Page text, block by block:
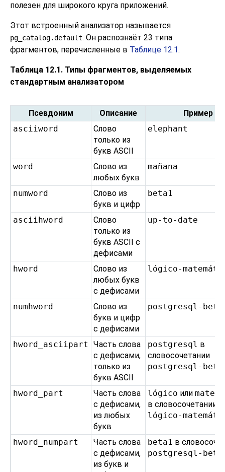
полезен для широкого круга приложений.
Этот встроенный анализатор называется
pg_catalog.default. Он распознаёт 23 типа
фрагментов, перечисленные в Таблице 12.1.
Таблица 12.1. Типы фрагментов, выделяемых
стандартным анализатором
Псевдоним Описание
Пример
asciiword
Слово
только из
букв ASCII
elephant
word
Слово из
любых букв
mañana
numword
Слово из
букв и цифр
beta1
asciihword
Слово
только из
букв ASCII с
дефисами
up-to-date
hword
Слово из
любых букв
с дефисами
lógico-
numhword
Слово из
букв и цифр
с дефисами
postgresql-
hword_asciipart
Часть слова
с дефисами,
только из
букв ASCII
postgresql в
словосочетании
postgresql-
hword_part
Часть слова
с дефисами,
из любых
букв
lógico или
в словосочетании
lógico-
hword_numpart
Часть слова
с дефисами,
из букв и
beta1 в
postgresql-